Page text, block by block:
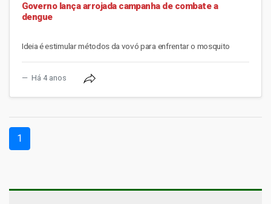
Governo lança arrojada campanha de combate a
dengue
Ideia é estimular métodos da vovó para enfrentar o mosquito
Há 4 anos
1